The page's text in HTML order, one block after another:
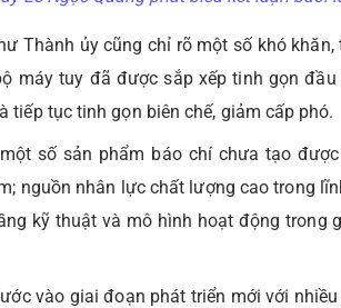
Thành ủy cũng chỉ rõ một số khó
máy tuy đã được sắp xếp tinh gọn
tiếp tục tinh gọn biên chế, giảm cấp phó.
số sản phẩm báo chí chưa tạo
nguồn nhân lực chất lượng cao trong
kỹ thuật và mô hình hoạt động trong
vào giai đoạn phát triển mới với